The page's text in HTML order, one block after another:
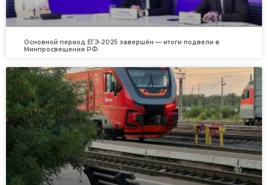
Основной период ЕГЭ‑2025 завершён — итоги подвели в
Минпросвещения РФ